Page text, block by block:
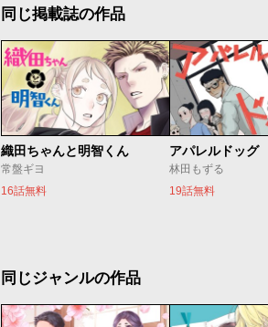
同じ掲載誌の作品
織田ちゃんと明智くん
常盤ギヨ
16話無料
アパレルドッグ
林田もずる
19話無料
同じジャンルの作品